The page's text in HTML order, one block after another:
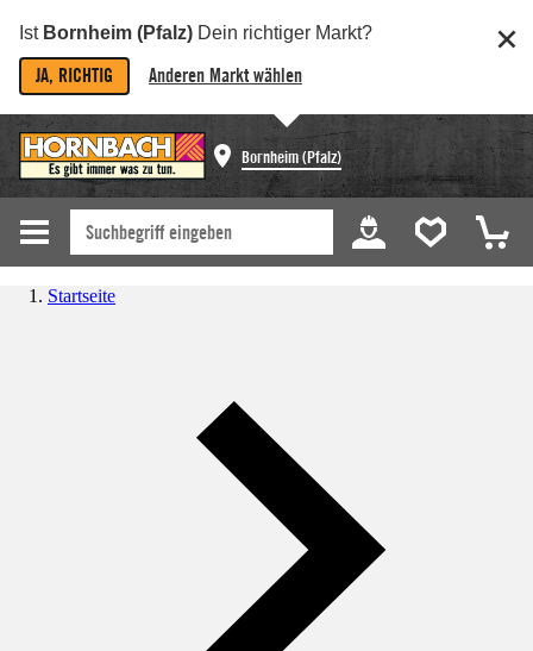
Ist Bornheim (Pfalz) Dein richtiger Markt?
JA, RICHTIG Anderen Markt wählen
Bornheim (Pfalz)
Startseite